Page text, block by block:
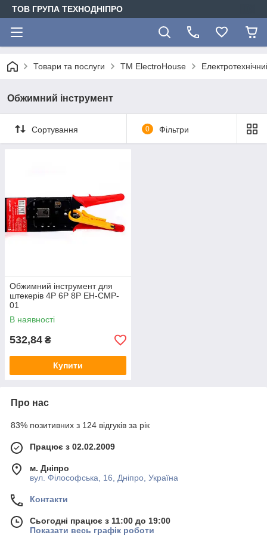
ТОВ ГРУПА ТЕХНОДНІПРО
Товари та послуги ТМ ElectroHouse
Обжимний інструмент
Сортування 0 Фільтри
Обжимний інструмент для
штекерів 4P 6P 8P EH-CMP-
01
В наявності
532,84 ₴
Купити
Про нас
83% позитивних з 124 відгуків за рік
Працює з 02.02.2009
м. Дніпро
вул. Філософська, 16, Дніпро, Україна
Контакти
Сьогодні працює з 11:00 до 19:00
Показати весь графік роботи